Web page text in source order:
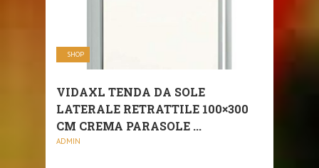
SHOP
VIDAXL TENDA DA SOLE
LATERALE RETRATTILE 100×300
CM CREMA PARASOLE ...
ADMIN